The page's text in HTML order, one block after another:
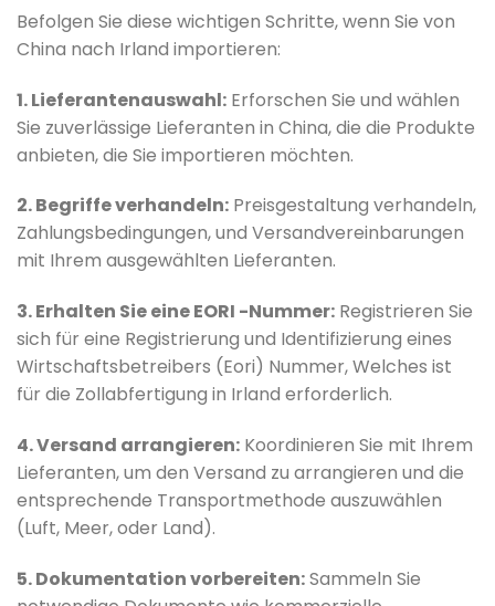
Befolgen Sie diese wichtigen Schritte, wenn Sie von
China nach Irland importieren:
1. Lieferantenauswahl: Erforschen Sie und wählen
Sie zuverlässige Lieferanten in China, die die Produkte
anbieten, die Sie importieren möchten.
2. Begriffe verhandeln: Preisgestaltung verhandeln,
Zahlungsbedingungen, und Versandvereinbarungen
mit Ihrem ausgewählten Lieferanten.
3. Erhalten Sie eine EORI -Nummer: Registrieren Sie
sich für eine Registrierung und Identifizierung eines
Wirtschaftsbetreibers (Eori) Nummer, Welches ist
für die Zollabfertigung in Irland erforderlich.
4. Versand arrangieren: Koordinieren Sie mit Ihrem
Lieferanten, um den Versand zu arrangieren und die
entsprechende Transportmethode auszuwählen
(Luft, Meer, oder Land).
5. Dokumentation vorbereiten:Sammeln Sie